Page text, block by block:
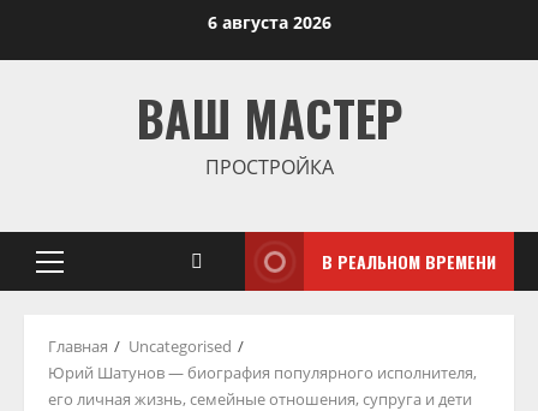
6 августа 2026
ВАШ МАСТЕР
ПРОСТРОЙКА
Основное
В РЕАЛЬНОМ ВРЕМЕНИ
Главная
Uncategorised
Юрий Шатунов — биография популярного исполнителя,
его личная жизнь, семейные отношения, супруга и дети